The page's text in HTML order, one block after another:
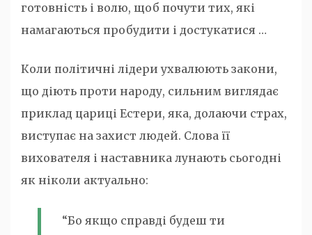
готовність і волю, щоб почути тих, які
намагаються пробудити і достукатися …
Коли політичні лідери ухвалюють закони,
що діють проти народу, сильним виглядає
приклад цариці Естери, яка, долаючи страх,
виступає на захист людей. Слова її
вихователя і наставника лунають сьогодні
як ніколи актуально:
“Бо якщо справді будеш ти